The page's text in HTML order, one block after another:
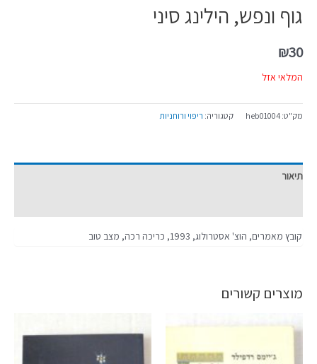
גוף ונפש, הילינג סיני
₪30
המלאי אזל
מק"ט:heb01004 קטגוריה: ריפוי ורוחניות
תיאור
קובץ מאמרים, הוצ' אסטרולוג, 1993, כריכה רכה, מצב טוב
מוצרים קשורים